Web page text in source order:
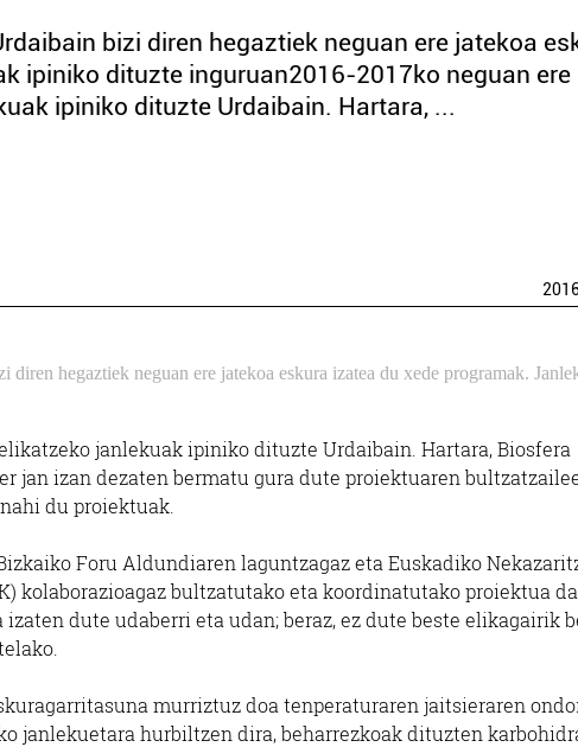
bizi diren hegaztiek neguan ere jatekoa
ipiniko dituzte inguruan2016-2017ko neguan ere
ipiniko dituzte Urdaibain. Hartara, ...
hegaztiek neguan ere jatekoa eskura izatea du xede programak.
janlekuak ipiniko dituzte Urdaibain. Hartara, Biosfera
jan izan dezaten bermatu gura dute proiektuaren
du proiektuak.
Foru Aldundiaren laguntzagaz eta Euskadiko
kolaborazioagaz bultzatutako eta koordinatutako proiektua da.
dute udaberri eta udan; beraz, ez dute beste elikagairik
murriztuz doa tenperaturaren jaitsieraren
janlekuetara hurbiltzen dira, beharrezkoak dituzten